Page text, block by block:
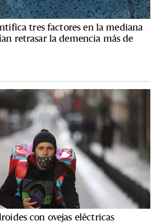
tres factores en la mediana
retrasar la demencia más de
con ovejas eléctricas